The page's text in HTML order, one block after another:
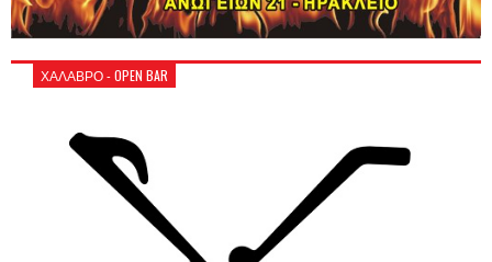
ΧΑΛΑΒΡΟ - OPEN BAR